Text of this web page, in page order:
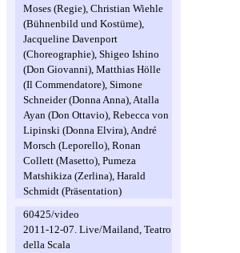
Moses (Regie), Christian Wiehle
(Bühnenbild und Kostüme),
Jacqueline Davenport
(Choreographie), Shigeo Ishino
(Don Giovanni), Matthias Hölle
(Il Commendatore), Simone
Schneider (Donna Anna), Atalla
Ayan (Don Ottavio), Rebecca von
Lipinski (Donna Elvira), André
Morsch (Leporello), Ronan
Collett (Masetto), Pumeza
Matshikiza (Zerlina), Harald
Schmidt (Präsentation)
60425/video
2011-12-07. Live/Mailand, Teatro
della Scala